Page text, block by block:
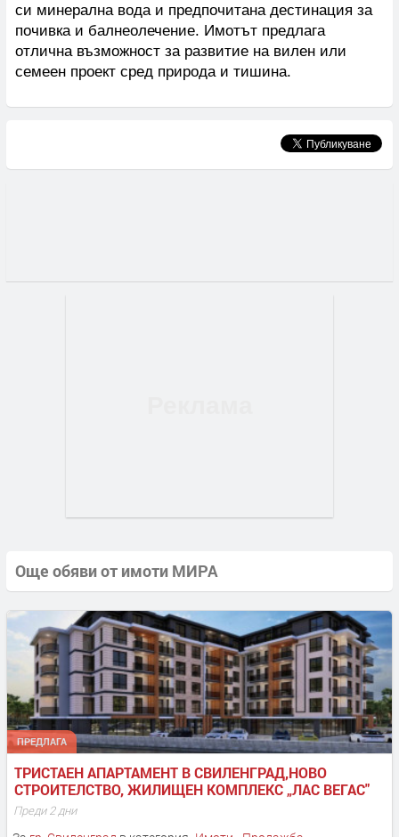
си минерална вода и предпочитана дестинация за
почивка и балнеолечение. Имотът предлага
отлична възможност за развитие на вилен или
семеен проект сред природа и тишина.
Още обяви от имоти МИРА
ПРЕДЛАГА
ТРИСТАЕН АПАРТАМЕНТ В СВИЛЕНГРАД,НОВО
СТРОИТЕЛСТВО, ЖИЛИЩЕН КОМПЛЕКС „ЛАС ВЕГАС"
Преди 2 дни